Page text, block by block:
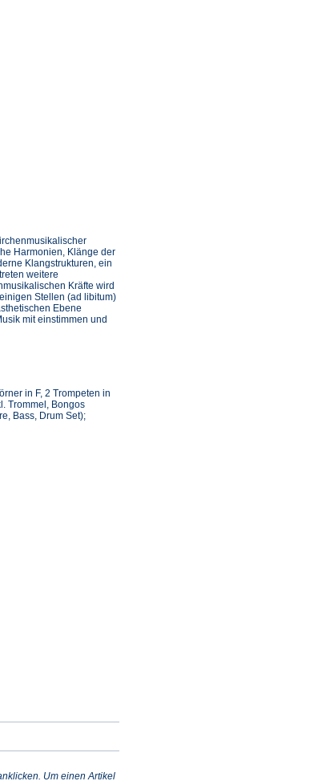
Harmonien, Klänge der
Klangstrukturen, ein
weitere
Kräfte wird
Stellen (ad libitum)
Ebene
mit einstimmen und
in F, 2 Trompeten in
Trommel, Bongos
Bass, Drum Set);
Um einen Artikel